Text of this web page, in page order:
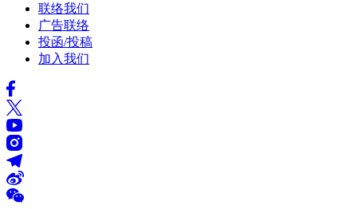
联络我们
广告联络
投函/投稿
加入我们